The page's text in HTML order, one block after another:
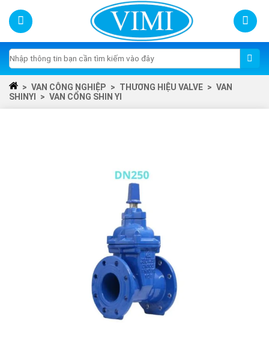
Skip
content
Tìm
kiếm:
> VAN CÔNG NGHIỆP > THƯƠNG HIỆU VALVE > VAN
SHINYI
> VAN CỔNG SHIN YI